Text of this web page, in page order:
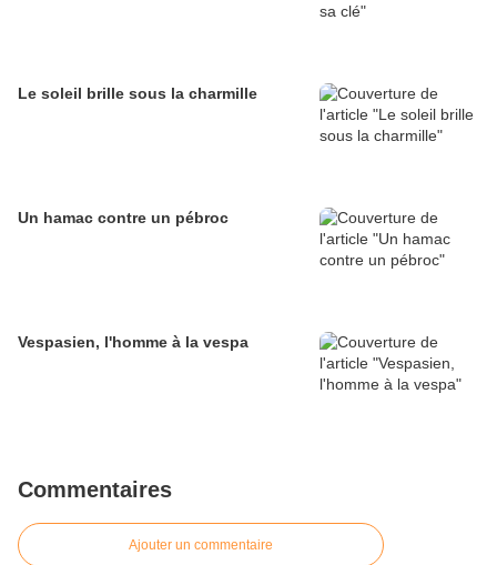
Le soleil brille sous la charmille
Un hamac contre un pébroc
Vespasien, l'homme à la vespa
Commentaires
Ajouter un commentaire